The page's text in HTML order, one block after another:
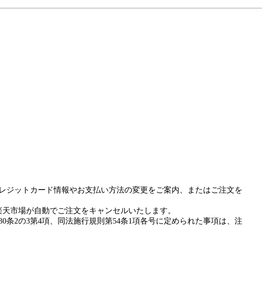
ットカード情報やお支払い方法の変更をご案内、またはご注文を
市場が自動でご注文をキャンセルいたします。
2の3第4項、同法施行規則第54条1項各号に定められた事項は、注